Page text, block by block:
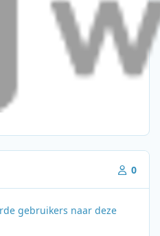
0
gebruikers naar deze